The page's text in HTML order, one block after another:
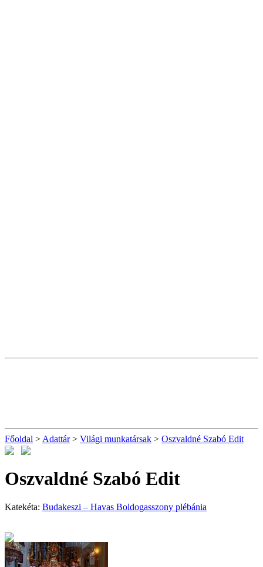
Főoldal > Adattár> Világi munkatársak > Oszvaldné Szabó Edit
Oszvaldné Szabó Edit
Katekéta: Budakeszi – Havas Boldogasszony plébánia